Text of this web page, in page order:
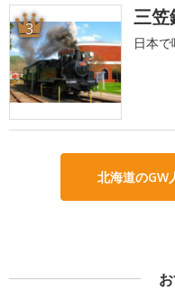
3 三笠
日本
北海道のGW